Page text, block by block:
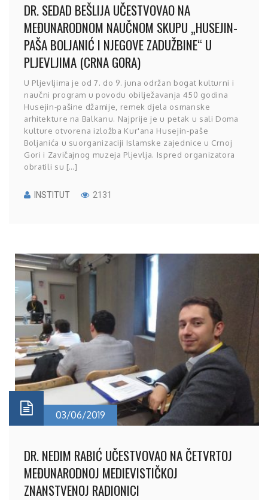
DR. SEDAD BEŠLIJA UČESTVOVAO NA
MEĐUNARODNOM NAUČNOM SKUPU „HUSEJIN-
PAŠA BOLJANIĆ I NJEGOVE ZADUŽBINE“ U
PLJEVLJIMA (CRNA GORA)
U Pljevljima je od 7. do 9. juna održan bogat kulturni i
naučni program u povodu obilježavanja 450 godina
Husejin-pašine džamije, remek djela osmanske
arhitekture na Balkanu. Najprije je u petak u sali Doma
kulture otvorena izložba Kur'ana Husejin-paše
Boljanića u suorganizaciji Islamske zajednice u Crnoj
Gori i Zavičajnog muzeja Pljevlja. Ispred organizatora
obratili su […]
INSTITUT 2131
03/06/2019
DR. NEDIM RABIĆ UČESTVOVAO NA ČETVRTOJ
MEĐUNARODNOJ MEDIEVISTIČKOJ
ZNANSTVENOJ RADIONICI